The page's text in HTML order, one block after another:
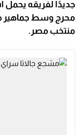
جديدًا لفريقه
محرج وسط جماهير
منتخب مصر.